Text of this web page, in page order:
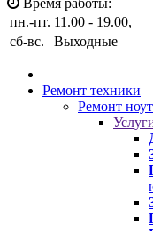
Время работы:
пн.-пт. 11.00 - 19.00,
сб-вс.
Выходные
Ремонт техники
Ремонт